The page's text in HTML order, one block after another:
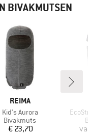
BIVAKMUTSEN
MERK
REIMA
Artikel
Kid's Aurora
Productgroep
Bivakmuts
Prijs
€ 23,70
Artikel